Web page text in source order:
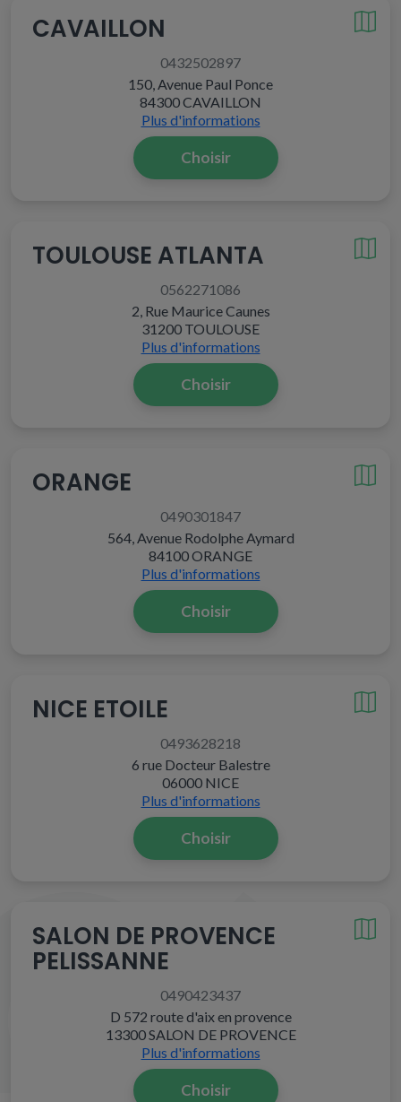
CAVAILLON
0432502897
150, Avenue Paul Ponce
84300 CAVAILLON
Plus d'informations
Choisir
TOULOUSE ATLANTA
0562271086
2, Rue Maurice Caunes
31200 TOULOUSE
Plus d'informations
Choisir
ORANGE
0490301847
564, Avenue Rodolphe Aymard
84100 ORANGE
Plus d'informations
Choisir
NICE ETOILE
0493628218
6 rue Docteur Balestre
06000 NICE
Plus d'informations
Choisir
SALON DE PROVENCE
PELISSANNE
0490423437
D 572 route d'aix en provence
13300 SALON DE PROVENCE
Plus d'informations
Choisir